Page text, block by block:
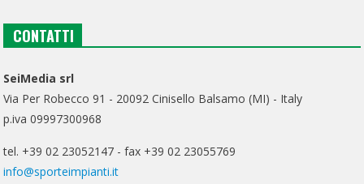
CONTATTI
SeiMedia srl
Via Per Robecco 91 - 20092 Cinisello Balsamo (MI) - Italy
p.iva 09997300968
tel. +39 02 23052147 - fax +39 02 23055769
info@sporteimpianti.it